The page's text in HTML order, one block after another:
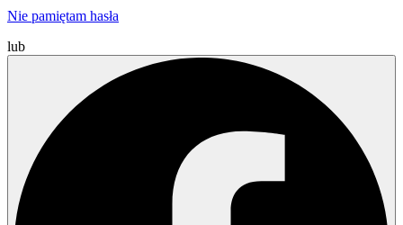
Nie pamiętam hasła
lub